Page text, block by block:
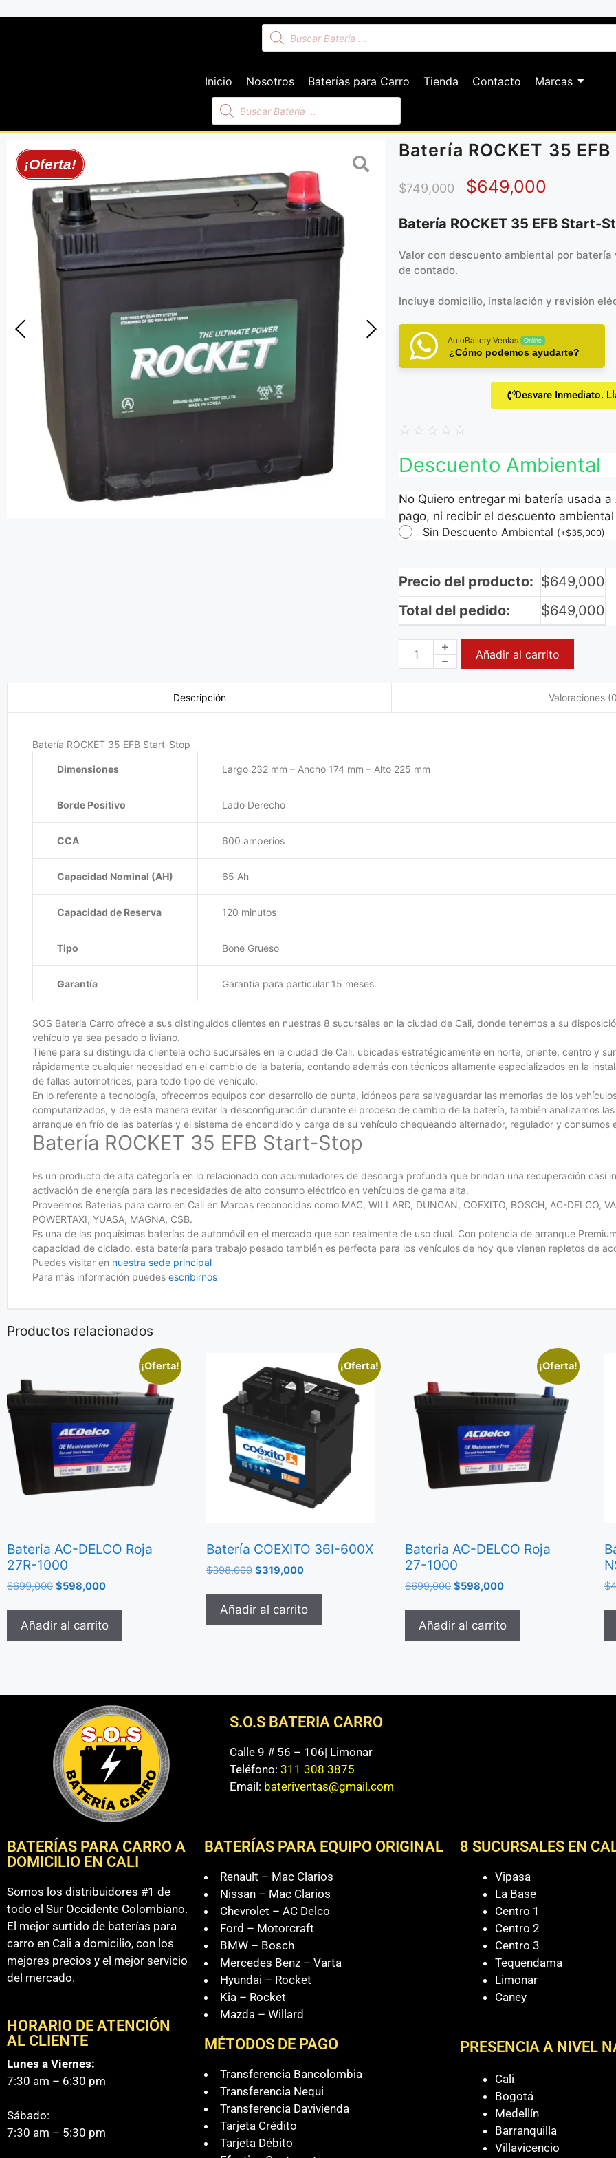
Inicio Nosotros Baterías para Carro Tienda Contacto Marcas
¡Oferta!
Batería ROCKET 35
$749,000 $649,000
Batería ROCKET 35 EFB Start-
Valor con descuento ambiental por
de contado.
Incluye domicilio, instalación y revisión
AutoBattery Ventas Online
¿Cómo podemos ayudarte?
Desvare Inmediato.
☆ ☆ ☆ ☆ ☆
Descuento Ambiental
No Quiero entregar mi batería usada
pago, ni recibir el descuento
Sin Descuento Ambiental (+$35,000)
Precio del producto: $649,000
Total del pedido:
$649,000
Añadir al carrito
Descripción Valoraciones
Batería ROCKET 35 EFB Start-Stop
Dimensiones Largo 232 mm – Ancho 174 mm – Alto 225 mm
Borde Positivo Lado Derecho
CCA 600 amperios
Capacidad Nominal (AH) 65 Ah
Capacidad de Reserva 120 minutos
Tipo Bone Grueso
Garantía Garantía para particular 15 meses.
SOS Bateria Carro ofrece a sus distinguidos clientes en nuestras 8 sucursales en la ciudad de Cali, donde tenemos a su
vehículo ya sea pesado o liviano.
Tiene para su distinguida clientela ocho sucursales en la ciudad de Cali, ubicadas estratégicamente en norte, oriente, centro y
rápidamente cualquier necesidad en el cambio de la batería, contando además con técnicos altamente especializados en la
de fallas automotrices, para todo tipo de vehículo.
En lo referente a tecnología, ofrecemos equipos con desarrollo de punta, idóneos para salvaguardar las memorias de los
computarizados, y de esta manera evitar la desconfiguración durante el proceso de cambio de la batería, también analizamos
arranque en frío de las baterías y el sistema de encendido y carga de su vehículo chequeando alternador, regulador y consumos
Batería ROCKET 35 EFB Start-Stop
Es un producto de alta categoría en lo relacionado con acumuladores de descarga profunda que brindan una recuperación casi
activación de energía para las necesidades de alto consumo eléctrico en vehículos de gama alta.
Proveemos Baterías para carro en Cali en Marcas reconocidas como MAC, WILLARD, DUNCAN, COEXITO, BOSCH, AC-DELCO,
POWERTAXI, YUASA, MAGNA, CSB.
Es una de las poquísimas baterías de automóvil en el mercado que son realmente de uso dual. Con potencia de arranque
capacidad de ciclado, esta batería para trabajo pesado también es perfecta para los vehículos de hoy que vienen repletos de
Puedes visitar en nuestra sede principal
Para más información puedes escribirnos
Productos relacionados
¡Oferta!
Bateria AC-DELCO Roja
27R-1000
$699,000 $598,000
Añadir al carrito
¡Oferta!
Batería COEXITO 36I-600X
$398,000 $319,000
Añadir al carrito
¡Oferta!
Bateria AC-DELCO Roja
27-1000
$699,000 $598,000
Añadir al carrito
$
S.O.S BATERIA CARRO
Calle 9 # 56 – 106| Limonar
Teléfono:311 308 3875
Email: bateriventas@gmail.com
BATERÍAS PARA CARRO A
DOMICILIO EN CALI
Somos los distribuidores #1 de
todo el Sur Occidente Colombiano.
El mejor surtido de baterías para
carro en Cali a domicilio, con los
mejores precios y el mejor servicio
del mercado.
HORARIO DE ATENCIÓN
AL CLIENTE
Lunes a Viernes:
7:30 am – 6:30 pm
Sábado:
7:30 am – 5:30 pm
BATERÍAS PARA EQUIPO ORIGINAL
Renault – Mac Clarios
Nissan – Mac Clarios
Chevrolet – AC Delco
Ford – Motorcraft
BMW – Bosch
Mercedes Benz – Varta
Hyundai – Rocket
Kia – Rocket
Mazda – Willard
MÉTODOS DE PAGO
Transferencia Bancolombia
Transferencia Nequi
Transferencia Davivienda
Tarjeta Crédito
Tarjeta Débito
8 SUCURSALES EN
Vipasa
La Base
Centro 1
Centro 2
Centro 3
Tequendama
Limonar
Caney
PRESENCIA A NIVEL
Cali
Bogotá
Medellín
Barranquilla
Villavicencio